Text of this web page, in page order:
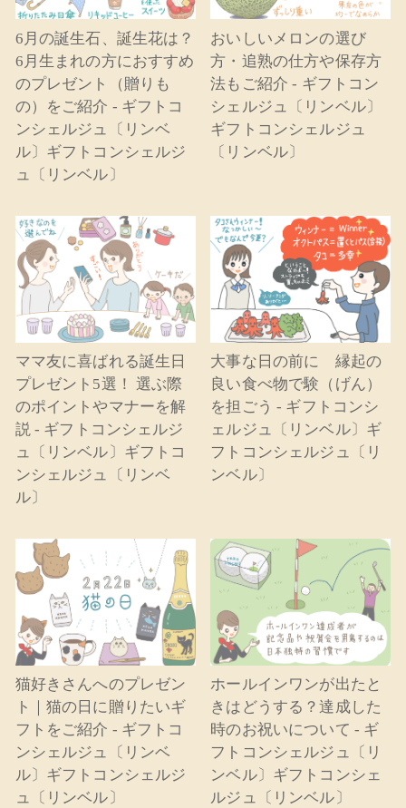
6月の誕生石、誕生花は？
6月生まれの方におすすめ
のプレゼント（贈りも
の）をご紹介 - ギフトコ
ンシェルジュ〔リンベ
ル〕ギフトコンシェルジ
ュ〔リンベル〕
おいしいメロンの選び
方・追熟の仕方や保存方
法もご紹介 - ギフトコン
シェルジュ〔リンベル〕
ギフトコンシェルジュ
〔リンベル〕
ママ友に喜ばれる誕生日
プレゼント5選！ 選ぶ際
のポイントやマナーを解
説 - ギフトコンシェルジ
ュ〔リンベル〕ギフトコ
ンシェルジュ〔リンベ
ル〕
大事な日の前に 縁起の
良い食べ物で験（げん）
を担ごう - ギフトコンシ
ェルジュ〔リンベル〕ギ
フトコンシェルジュ〔リ
ンベル〕
猫好きさんへのプレゼン
ト｜猫の日に贈りたいギ
フトをご紹介 - ギフトコ
ンシェルジュ〔リンベ
ル〕ギフトコンシェルジ
ュ〔リンベル〕
ホールインワンが出たと
きはどうする？達成した
時のお祝いについて - ギ
フトコンシェルジュ〔リ
ンベル〕ギフトコンシェ
ルジュ〔リンベル〕